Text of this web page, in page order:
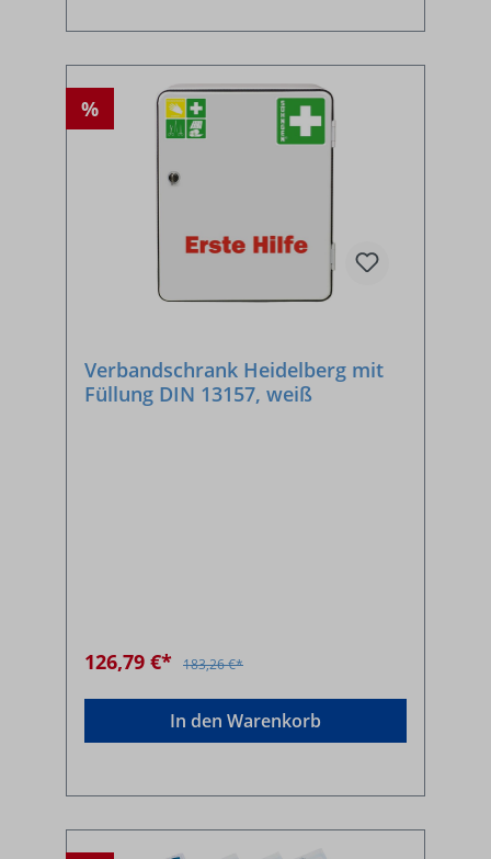
%
Verbandschrank Heidelberg mit
Füllung DIN 13157, weiß
126,79 €* 183,26 €*
In den Warenkorb